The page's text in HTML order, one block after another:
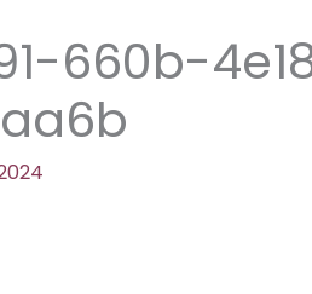
660b-